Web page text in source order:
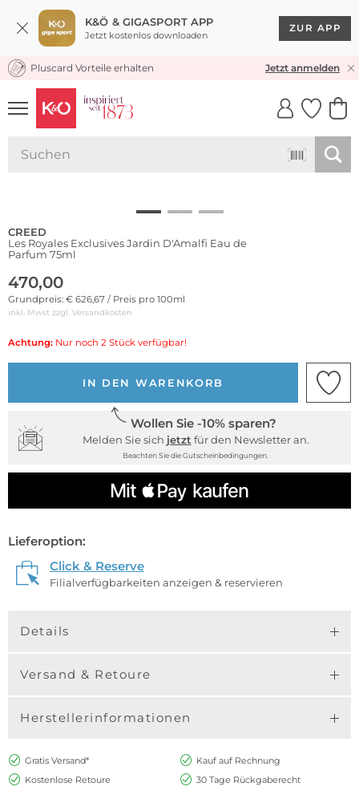
K&Ö & GIGASPORT APP
Jetzt kostenlos downloaden
ZUR APP
KOSTENLOSER VERSAND* & RÜCKVERSAND
Pluscard Vorteile erhalten Jetzt anmelden
UNSERE APP
CLICK &
CREED
Les Royales Exclusives Jardin D'Amalfi Eau de
Parfum 75ml
470,00
Grundpreis: € 626,67 / Preis pro 100ml
inkl. Mwst zzgl. Versandkosten
Achtung: Nur noch 2 Stück verfügbar!
IN DEN WARENKORB
Wollen Sie -10% sparen?
Melden Sie sich jetzt für den Newsletter an.
Beachten Sie die Gutscheinbedingungen.
Lieferoption:
Click & Reserve
Filialverfügbarkeiten anzeigen & reservieren
Details
Versand & Retoure
Herstellerinformationen
Gratis Versand*
Kauf auf Rechnung
Kostenlose Retoure
30 Tage Rückgaberecht